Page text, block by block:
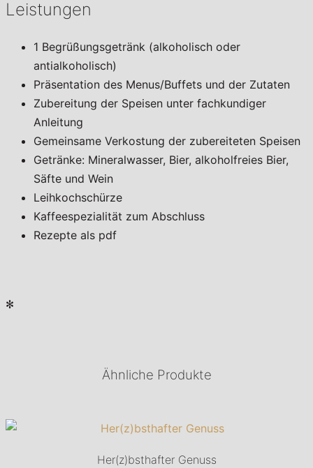
Leistungen
1 Begrüßungsgetränk (alkoholisch oder
antialkoholisch)
Präsentation des Menus/Buffets und der Zutaten
Zubereitung der Speisen unter fachkundiger
Anleitung
Gemeinsame Verkostung der zubereiteten Speisen
Getränke: Mineralwasser, Bier, alkoholfreies Bier,
Säfte und Wein
Leihkochschürze
Kaffeespezialität zum Abschluss
Rezepte als pdf
✻
Ähnliche Produkte
Her(z)bsthafter Genuss